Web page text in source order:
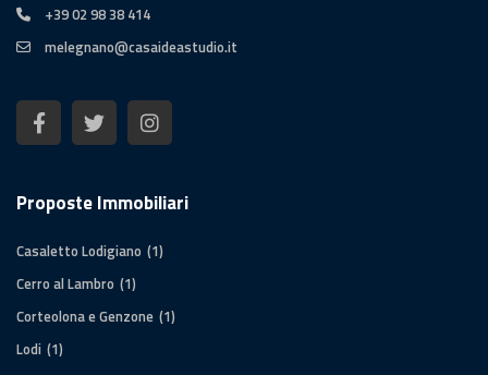
+39 02 98 38 414
melegnano@casaideastudio.it
Proposte Immobiliari
Casaletto Lodigiano (1)
Cerro al Lambro (1)
Corteolona e Genzone (1)
Lodi (1)